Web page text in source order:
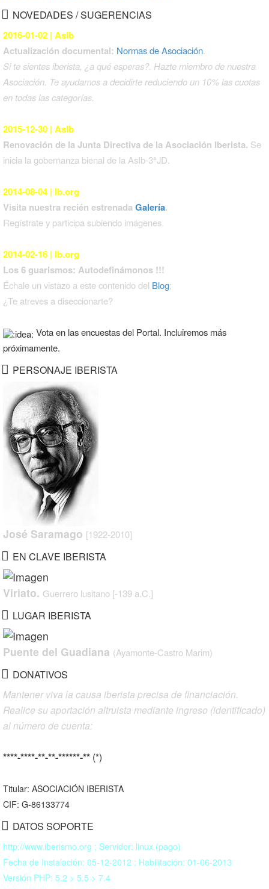
NOVEDADES / SUGERENCIAS
2016-01-02 | AsIb
Actualización documental: Normas de Asociación
Si te sientes iberista, ¿a qué esperas?. Hazte miembro de nuestra
Asociación. Te ayudamos a decidirte reduciendo un 10% las cuotas
en todas las categorías.
2015-12-30 | AsIb
Renovación de la Junta Directiva de la Asociación Iberista. Se
inicia la gobernanza bienal de la AsIb-3ªJD.
2014-08-04 | Ib.org
Visita nuestra recién estrenadaGalería.
Regístrate y participa subiendo imágenes.
2014-02-16 | Ib.org
Los 6 guarismos: Autodefinámonos !!!
Échale un vistazo a este contenido del Blog;
¿Te atreves a diseccionarte?
Vota en las encuestas del Portal. Incluiremos más
próximamente.
PERSONAJE IBERISTA
José Saramago [1922-2010]
EN CLAVE IBERISTA
Viriato. Guerrero lusitano [-139 a.C.]
LUGAR IBERISTA
Puente del Guadiana (Ayamonte-Castro Marim)
DONATIVOS
Mantener viva la causa iberista precisa de financiación.
Realice su aportación altruista mediante ingreso (identificado)
al número de cuenta:
****-****-**-**-******-** (*)
Titular: ASOCIACIÓN IBERISTA
CIF: G-86133774
DATOS SOPORTE
http://www.iberismo.org ; Servidor: linux (pago)
Fecha de Instalación: 05-12-2012 ; Habilitación: 01-06-2013
Versión PHP: 5.2 > 5.5 > 7.4